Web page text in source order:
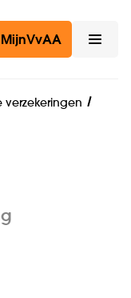
MijnVvAA
verzekeringen